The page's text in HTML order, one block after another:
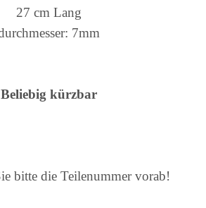
27 cm Lang
7mm
Beliebig kürzbar
bitte die Teilenummer vorab!